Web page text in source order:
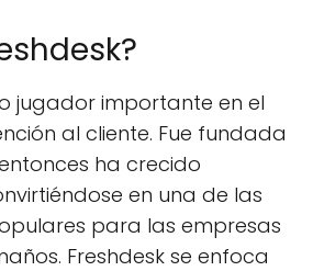
jugador importante en el
al cliente. Fue fundada
ha crecido
en una de las
para las empresas
Freshdesk se enfoca